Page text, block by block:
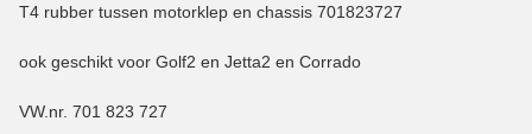
T4 rubber tussen motorklep en chassis 701823727
ook geschikt voor Golf2 en Jetta2 en Corrado
VW.nr. 701 823 727